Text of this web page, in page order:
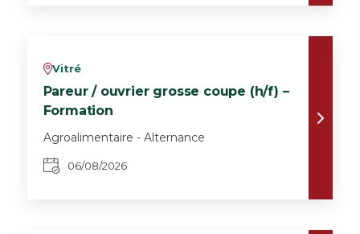
vVitré
Pareur / ouvrier grosse coupe (h/f) –
Formation
Agroalimentaire - Alternance
06/08/2026